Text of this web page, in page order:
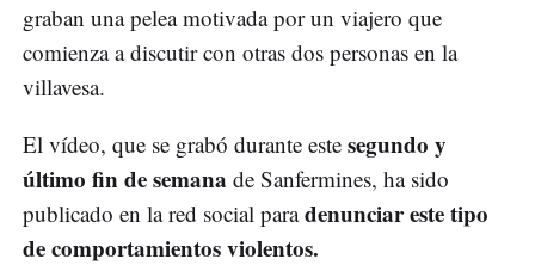
graban una pelea motivada por un viajero que
comienza a discutir con otras dos personas en la
villavesa.
El vídeo, que se grabó durante este segundo y
último fin de semana de Sanfermines, ha sido
publicado en la red social paradenunciar este tipo
de comportamientos violentos.